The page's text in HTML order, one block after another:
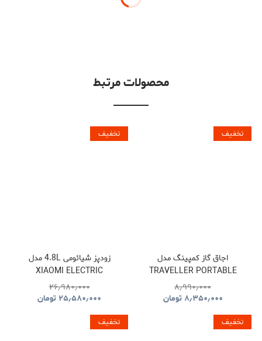
محصولات مرتبط
تخفیف
اجاق گاز کمپینگ مدل
TRAVELLER PORTABLE
BBQ HYBQ015
۸٫۹۹۰٫۰۰۰
۸٫۳۵۰٫۰۰۰ تومان
تخفیف
زودپز شیائومی 4.8L مدل
XIAOMI ELECTRIC
PRESSURE COOKER
۲۶٫۹۸۰٫۰۰۰
۲۵٫۵۸۰٫۰۰۰ تومان
تخفیف تخفیف